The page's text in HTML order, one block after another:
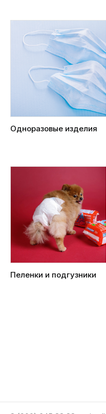
Одноразовые изделия
Пеленки и подгузники